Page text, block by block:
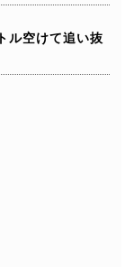
ル空けて追い抜